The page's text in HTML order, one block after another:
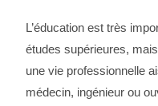
L’éducation est très
études supérieures,
une vie professionnelle
médecin, ingénieur ou